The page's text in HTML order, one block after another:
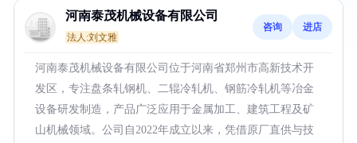
河南泰茂机械设备有限公司
法人:刘文雅
咨询 进店
河南泰茂机械设备有限公司位于河南省郑州市高新技术开
发区，专注盘条轧钢机、二辊冷轧机、钢筋冷轧机等冶金
设备研发制造，产品广泛应用于金属加工、建筑工程及矿
山机械领域。公司自2022年成立以来，凭借原厂直供与技